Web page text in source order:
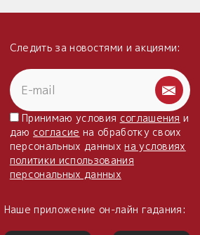
Следить за новостями и акциями:
Принимаю условия соглашения и
даю согласие на обработку своих
персональных данныхна условиях
политики использования
персональных данных
Наше приложение он-лайн гадания: